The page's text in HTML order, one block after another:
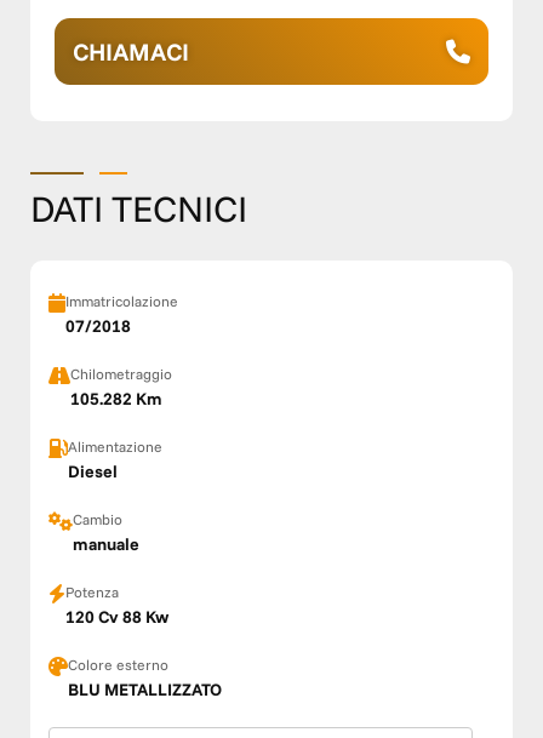
CHIAMACI
DATI TECNICI
Immatricolazione
07/2018
Chilometraggio
105.282 Km
Alimentazione
Diesel
Cambio
manuale
Potenza
120 Cv 88 Kw
Colore esterno
BLU METALLIZZATO